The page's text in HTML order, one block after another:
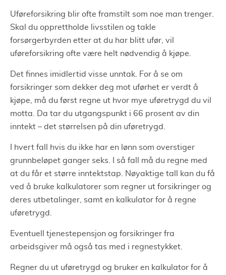
Uføreforsikring blir ofte framstilt som noe man trenger.
Skal du opprettholde livsstilen og takle
forsørgerbyrden etter at du har blitt ufør, vil
uføreforsikring ofte være helt nødvendig å kjøpe.
Det finnes imidlertid visse unntak. For å se om
forsikringer som dekker deg mot uførhet er verdt å
kjøpe, må du først regne ut hvor mye uføretrygd du vil
motta. Da tar du utgangspunkt i 66 prosent av din
inntekt – det størrelsen på din uføretrygd.
I hvert fall hvis du ikke har en lønn som overstiger
grunnbeløpet ganger seks. I så fall må du regne med
at du får et større inntektstap. Nøyaktige tall kan du få
ved å bruke kalkulatorer som regner ut forsikringer og
deres utbetalinger, samt en kalkulator for å regne
uføretrygd.
Eventuell tjenestepensjon og forsikringer fra
arbeidsgiver må også tas med i regnestykket.
Regner du ut uføretrygd og bruker en kalkulator for å